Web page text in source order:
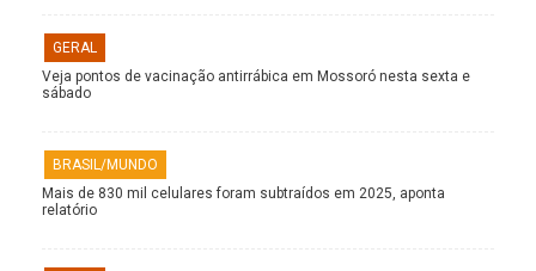
GERAL
Veja pontos de vacinação antirrábica em Mossoró nesta sexta e
sábado
BRASIL/MUNDO
Mais de 830 mil celulares foram subtraídos em 2025, aponta
relatório